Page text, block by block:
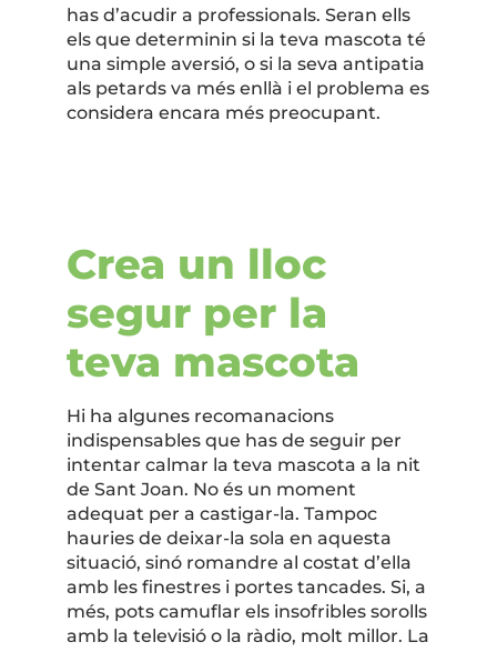
has d’acudir a professionals. Seran ells
els que determinin si la teva mascota té
una simple aversió, o si la seva antipatia
als petards va més enllà i el problema es
considera encara més preocupant.
Crea un lloc
segur per la
teva mascota
Hi ha algunes recomanacions
indispensables que has de seguir per
intentar calmar la teva mascota a la nit
de Sant Joan. No és un moment
adequat per a castigar-la. Tampoc
hauries de deixar-la sola en aquesta
situació, sinó romandre al costat d’ella
amb les finestres i portes tancades. Si, a
més, pots camuflar els insofribles sorolls
amb la televisió o la ràdio, molt millor. La